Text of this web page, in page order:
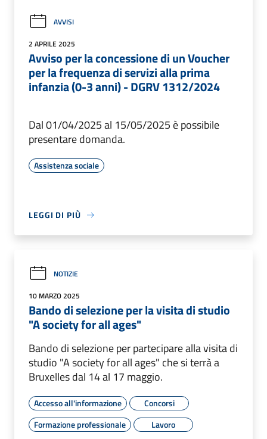
AVVISI
2 APRILE 2025
Avviso per la concessione di un Voucher
per la frequenza di servizi alla prima
infanzia (0-3 anni) - DGRV 1312/2024
Dal 01/04/2025 al 15/05/2025 è possibile
presentare domanda.
Assistenza sociale
LEGGI DI PIÙ
NOTIZIE
10 MARZO 2025
Bando di selezione per la visita di studio
"A society for all ages"
Bando di selezione per partecipare alla visita di
studio "A society for all ages" che si terrà a
Bruxelles dal 14 al 17 maggio.
Accesso all'informazione
Concorsi
Formazione professionale
Lavoro